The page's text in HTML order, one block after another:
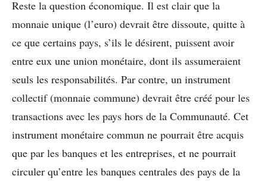
Reste la question économique. Il est clair que la
monnaie unique (l’euro) devrait être dissoute, quitte à
ce que certains pays, s’ils le désirent, puissent avoir
entre eux une union monétaire, dont ils assumeraient
seuls les responsabilités. Par contre, un instrument
collectif (monnaie commune) devrait être créé pour les
transactions avec les pays hors de la Communauté. Cet
instrument monétaire commun ne pourrait être acquis
que par les banques et les entreprises, et ne pourrait
circuler qu’entre les banques centrales des pays de la